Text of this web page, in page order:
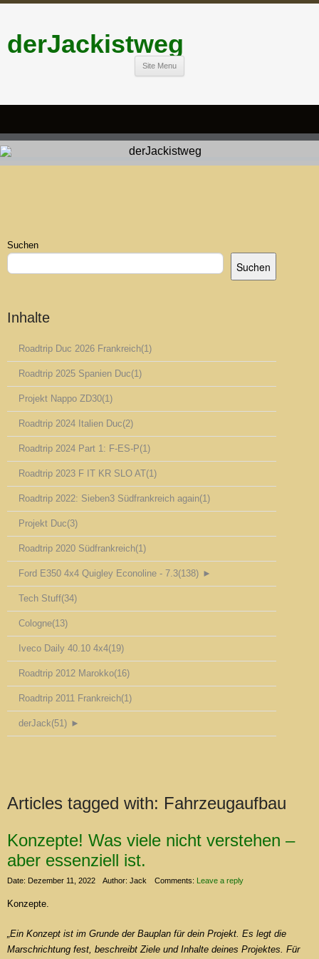
derJackistweg
Site Menu
Suchen
Suchen
Inhalte
Roadtrip Duc 2026 Frankreich(1)
Roadtrip 2025 Spanien Duc(1)
Projekt Nappo ZD30(1)
Roadtrip 2024 Italien Duc(2)
Roadtrip 2024 Part 1: F-ES-P(1)
Roadtrip 2023 F IT KR SLO AT(1)
Roadtrip 2022: Sieben3 Südfrankreich again(1)
Projekt Duc(3)
Roadtrip 2020 Südfrankreich(1)
Ford E350 4x4 Quigley Econoline - 7.3(138) ►
Tech Stuff(34)
Cologne(13)
Iveco Daily 40.10 4x4(19)
Roadtrip 2012 Marokko(16)
Roadtrip 2011 Frankreich(1)
derJack(51) ►
Articles tagged with: Fahrzeugaufbau
Konzepte! Was viele nicht verstehen –
aber essenziell ist.
Date: Dezember 11, 2022 Author: Jack Comments: Leave a reply
Konzepte.
„Ein Konzept ist im Grunde der Bauplan für dein Projekt. Es legt die
Marschrichtung fest, beschreibt Ziele und Inhalte deines Projektes. Für